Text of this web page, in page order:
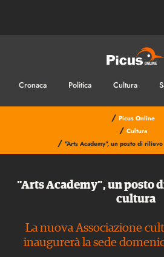
Cronaca Politica Cultura
/ Picus Online
/ Cultura
/ "Arts Academy", un posto di
"Arts Academy", un posto
cultura
La nuova Associazione
inaugurerà la sede